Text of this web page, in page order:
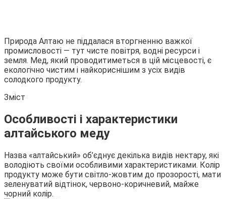
Природа Алтаю не піддалася вторгненню важкої
промисловості — тут чисте повітря, водні ресурси і
земля. Мед, який проводитиметься в цій місцевості, є
екологічно чистим і найкориснішим з усіх видів
солодкого продукту.
Зміст
Особливості і характеристики
алтайського меду
Назва «алтайський» об’єднує декілька видів нектару, які
володіють своїми особливими характеристиками. Колір
продукту може бути світло-жовтим до прозорості, мати
зеленуватий відтінок, червоно-коричневий, майже
чорний колір.